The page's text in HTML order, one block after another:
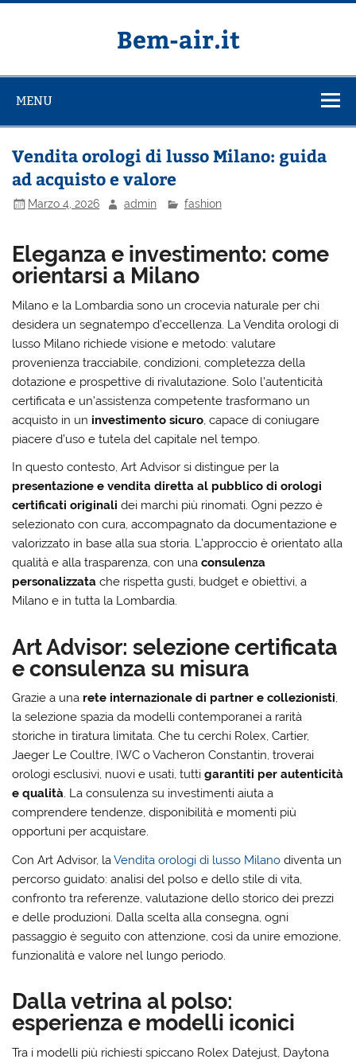
Salta
Bem-air.it
MENU
Vendita orologi di lusso Milano: guida
ad acquisto e valore
Marzo 4, 2026 admin fashion
Eleganza e investimento: come
orientarsi a Milano
Milano e la Lombardia sono un crocevia naturale per chi
desidera un segnatempo d’eccellenza. La Vendita orologi di
lusso Milano richiede visione e metodo: valutare
provenienza tracciabile, condizioni, completezza della
dotazione e prospettive di rivalutazione. Solo l’autenticità
certificata e un’assistenza competente trasformano un
acquisto in un investimento sicuro , capace di coniugare
piacere d’uso e tutela del capitale nel tempo.
In questo contesto, Art Advisor si distingue per la
presentazione e vendita diretta al pubblico di orologi
certificati originali dei marchi più rinomati. Ogni pezzo è
selezionato con cura, accompagnato da documentazione e
valorizzato in base alla sua storia. L’approccio è orientato alla
qualità e alla trasparenza, con unaconsulenza
personalizzata che rispetta gusti, budget e obiettivi, a
Milano e in tutta la Lombardia.
Art Advisor: selezione certificata
e consulenza su misura
Grazie a una rete internazionale di partner e collezionisti,
la selezione spazia da modelli contemporanei a rarità
storiche in tiratura limitata. Che tu cerchi Rolex, Cartier,
Jaeger Le Coultre, IWC o Vacheron Constantin, troverai
orologi esclusivi, nuovi e usati, tuttigarantiti per autenticità
e qualità. La consulenza su investimenti aiuta a
comprendere tendenze, disponibilità e momenti più
opportuni per acquistare.
Con Art Advisor, laVendita orologi di lusso Milano diventa un
percorso guidato: analisi del polso e dello stile di vita,
confronto tra referenze, valutazione dello storico dei prezzi
e delle produzioni. Dalla scelta alla consegna, ogni
passaggio è seguito con attenzione, così da unire emozione,
funzionalità e valore nel lungo periodo.
Dalla vetrina al polso:
esperienza e modelli iconici
Tra i modelli più richiesti spiccano Rolex Datejust, Daytona